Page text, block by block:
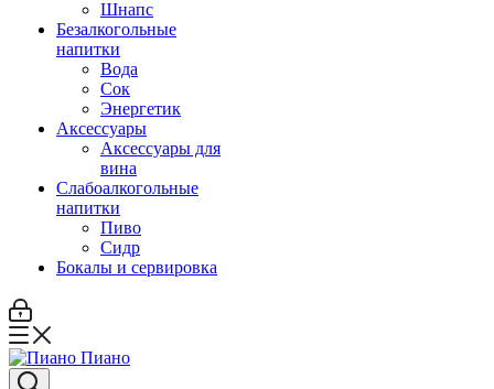
Шнапс
Безалкогольные
напитки
Вода
Сок
Энергетик
Аксессуары
Аксессуары для
вина
Слабоалкогольные
напитки
Пиво
Сидр
Бокалы и сервировка